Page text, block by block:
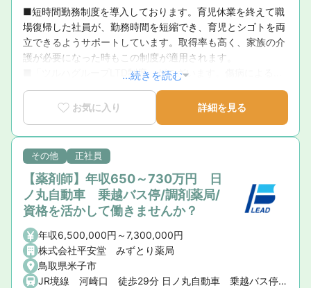
■短時間勤務制度を導入しております。育児休業を終えて職
場復帰した社員が、勤務時間を短縮でき、育児とシゴトを両
立できるようサポートしています。取得率も高く、家族の介
護が必要になった時もこの制度が適用されます。
■「ツルハグループLTD制度」がございます。傷病による長
期休業、または退職後、会社からの給与支給がなくなった後
も、60歳まで給与が保証されます。それぞれの生活に合わせ
て補償額を選択でき、万が一の際も本人と家族の生活を支え
てくれます。
■残業については「サービス残業」はございません。各店舗
基本的に残業は少ないため、調剤併設店でも18時半〜19時ま
でには帰宅できる店舗がほとんどです。
...続きを読む
お気に入り 詳細を見る
その他 正社員
【薬剤師】年収650～730万円 日
ノ丸自動車 乗越バス停/調剤薬局/
資格を活かして働きませんか？
年収6,500,000円～7,300,000円
株式会社平安堂 みずとり薬局
鳥取県米子市
JR境線 河崎口 徒歩29分 日ノ丸自動車 乗越バス停 徒歩7分